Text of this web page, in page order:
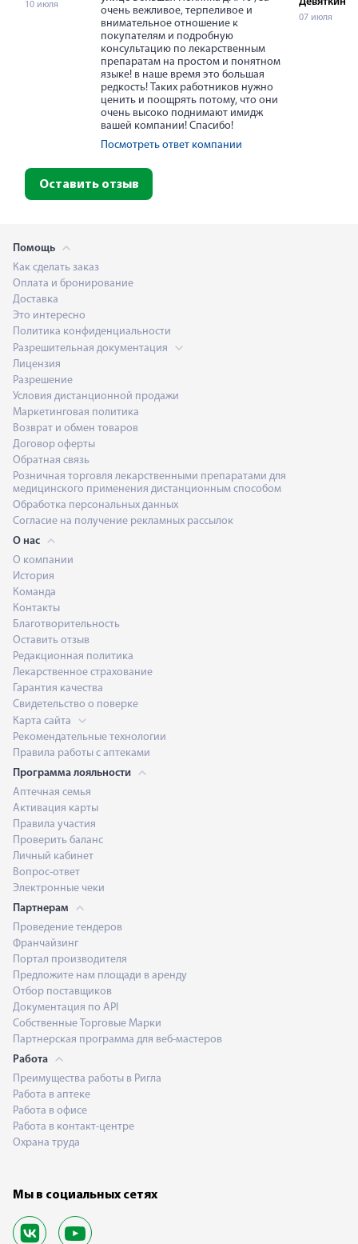
10 июля
очень вежливое, терпеливое и
внимательное отношение к
покупателям и подробную
консультацию по лекарственным
препаратам на простом и понятном
языке! в наше время это большая
редкость! Таких работников нужно
ценить и поощрять потому, что они
очень высоко поднимают имидж
вашей компании! Спасибо!
Посмотреть ответ компании
07 июля
Оставить отзыв
Помощь
Как сделать заказ
Оплата и бронирование
Доставка
Это интересно
Политика конфиденциальности
Разрешительная документация
Лицензия
Разрешение
Условия дистанционной продажи
Маркетинговая политика
Возврат и обмен товаров
Договор оферты
Обратная связь
Розничная торговля лекарственными препаратами для
медицинского применения дистанционным способом
Обработка персональных данных
Согласие на получение рекламных рассылок
О нас
О компании
История
Команда
Контакты
Благотворительность
Оставить отзыв
Редакционная политика
Лекарственное страхование
Гарантия качества
Свидетельство о поверке
Карта сайта
Рекомендательные технологии
Правила работы с аптеками
Программа лояльности
Аптечная семья
Активация карты
Правила участия
Проверить баланс
Личный кабинет
Вопрос-ответ
Электронные чеки
Партнерам
Проведение тендеров
Франчайзинг
Портал производителя
Предложите нам площади в аренду
Отбор поставщиков
Документация по API
Собственные Торговые Марки
Партнерская программа для веб-мастеров
Работа
Преимущества работы в Ригла
Работа в аптеке
Работа в офисе
Работа в контакт-центре
Охрана труда
Мы в социальных сетях